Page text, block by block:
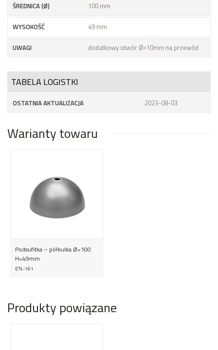
ŚREDNICA (Ø) 100 mm
WYSOKOŚĆ 49 mm
UWAGI dodatkowy otwór Ø=10mm na przewód
TABELA LOGISTKI
OSTATNIA AKTUALIZACJA 2023-08-03
Warianty towaru
Podsufitka – półkulka Ø=100
H=49mm
ETŁ-161
Produkty powiązane